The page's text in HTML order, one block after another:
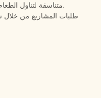
متناسقة لتناول الطعام في الهواء الطلق لأغراض شراء المشاريع.